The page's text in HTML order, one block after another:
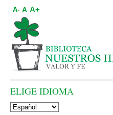
A- A A+
ELIGE IDIOMA